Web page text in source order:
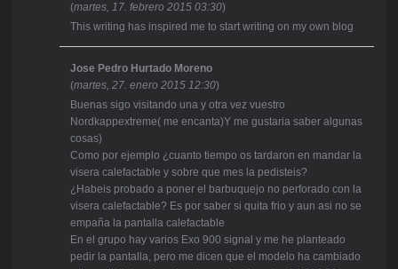
(martes, 17. febrero 2015 03:30)
This writing has inspired me to start writing on my own blog
Jose Pedro Hurtado Moreno
(martes, 27. enero 2015 12:30)
Buenas sigo visitando una y otra vez vuestro
Nordkappextreme( me encanta)Y me gustaria saber algunas
cosas)
Como por ejemplo ¿cuanto tiempo os tardaron en mandar la
visera calefactable y sobre que mes la pedisteis?
¿Habeis probado a poner el barbuquejo no perforado con la
visera calefactable? Es por saber si quita frio y aun asi no se
empaña la pantalla calefactable
En el grupo hay varios Exo 900 signal y me he planteado
pedir la pantalla, pero me dicen que el modelo ha cambiado